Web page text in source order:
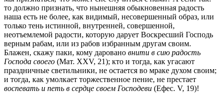
то должно признать, что нынешняя обыкновенная радость
наша есть не более, как видимый, несовершенный образ, или
только тень истинной, внутренней, совершенной,
неотъемлемой радости, которую дарует Воскресший Господь
верным рабам, или из рабов избранным другам своим.
Блажен, скажу паки, кому даровано внити в сию радость
Господа своего (Мат. XXV, 21); кто и тогда, как угасают
праздничные светильники, не остается во мраке духом своим;
и тогда, как умолкает торжественное пение, не престает
воспевать и петь в сердце своем Господеви (Ефес. V, 19)!